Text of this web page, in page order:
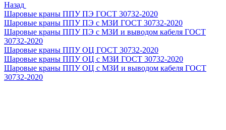
Назад
Шаровые краны ППУ ПЭ ГОСТ 30732-2020
Шаровые краны ППУ ПЭ с МЗИ ГОСТ 30732-2020
Шаровые краны ППУ ПЭ с МЗИ и выводом кабеля ГОСТ
30732-2020
Шаровые краны ППУ ОЦ ГОСТ 30732-2020
Шаровые краны ППУ ОЦ с МЗИ ГОСТ 30732-2020
Шаровые краны ППУ ОЦ с МЗИ и выводом кабеля ГОСТ
30732-2020